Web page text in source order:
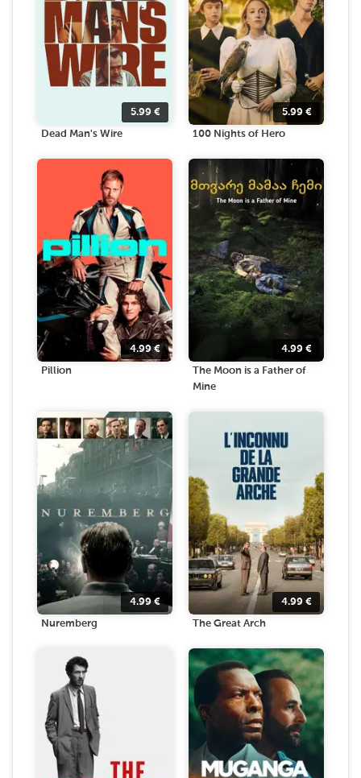
5.99 €
Dead Man's Wire
5.99 €
100 Nights of Hero
4.99€
Pillion
4.99 €
The Moon is a Father of
Mine
4.99€
Nuremberg
4.99 €
The Great Arch